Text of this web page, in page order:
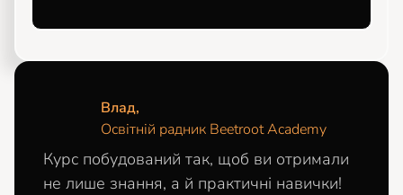
Влад,
Освітній радник Beetroot Academy
Курс побудований так, щоб ви отримали
не лише знання, а й практичні навички!